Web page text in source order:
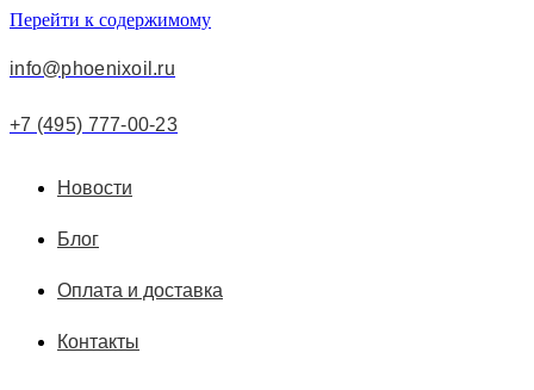
Перейти к содержимому
info@phoenixoil.ru
+7 (495) 777-00-23
Новости
Блог
Оплата и доставка
Контакты